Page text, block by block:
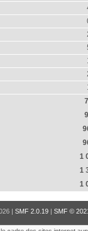
1
1
1
| SMF 2.0.19| SMF ©